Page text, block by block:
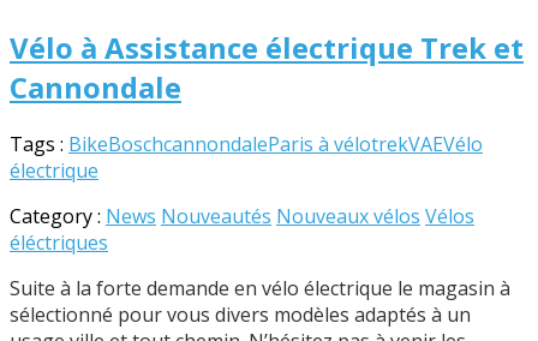
Vélo à Assistance électrique Trek et
Cannondale
Tags : BikeBoschcannondaleParis à vélotrekVAEVélo
électrique
Category : News Nouveautés Nouveaux vélos Vélos
éléctriques
Suite à la forte demande en vélo électrique le magasin à
sélectionné pour vous divers modèles adaptés à un